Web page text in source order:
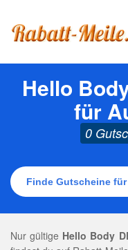
Hello
für
0
Nur gültige Hello Body